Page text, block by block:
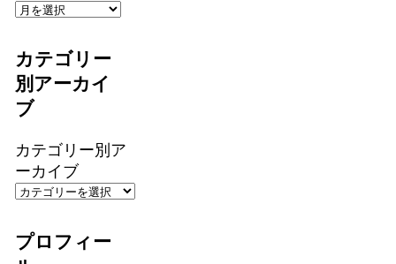
カテゴリー
別アーカイ
ブ
カテゴリー別ア
ーカイブ
プロフィー